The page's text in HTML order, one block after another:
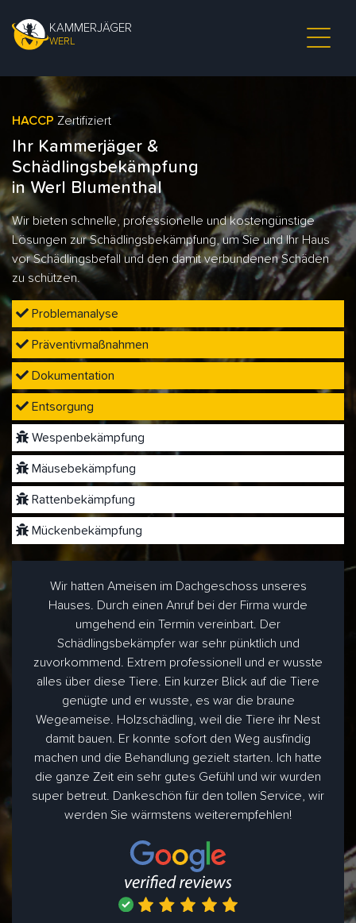
KAMMERJÄGER
WERL
HACCP Zertifiziert
Ihr Kammerjäger &
Schädlingsbekämpfung
in Werl Blumenthal
Wir bieten schnelle, professionelle und kostengünstige
Lösungen zur Schädlingsbekämpfung, um Sie und Ihr Haus
vor Schädlingsbefall und den damit verbundenen Schäden
zu schützen.
Problemanalyse
Präventivmaßnahmen
Dokumentation
Entsorgung
Wespenbekämpfung
Mäusebekämpfung
Rattenbekämpfung
Mückenbekämpfung
Wir hatten Ameisen im Dachgeschoss unseres
Hauses. Durch einen Anruf bei der Firma wurde
umgehend ein Termin vereinbart. Der
Schädlingsbekämpfer war sehr pünktlich und
zuvorkommend. Extrem professionell und er wusste
alles über diese Tiere. Ein kurzer Blick auf die Tiere
genügte und er wusste, es war die braune
Wegeameise. Holzschädling, weil die Tiere ihr Nest
damit bauen. Er konnte sofort den Weg ausfindig
machen und die Behandlung gezielt starten. Ich hatte
die ganze Zeit ein sehr gutes Gefühl und wir wurden
super betreut. Dankeschön für den tollen Service, wir
werden Sie wärmstens weiterempfehlen!